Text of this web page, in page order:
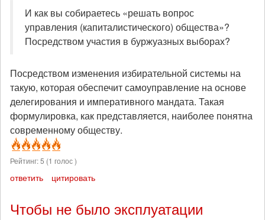
И как вы собираетесь «решать вопрос
управления (капиталистического) общества»?
Посредством участия в буржуазных выборах?
Посредством изменения избирательной системы на
такую, которая обеспечит самоуправление на основе
делегирования и императивного мандата. Такая
формулировка, как представляется, наиболее понятна
современному обществу.
Рейтинг:5 (1 голос )
ответить цитировать
Чтобы не было эксплуатации